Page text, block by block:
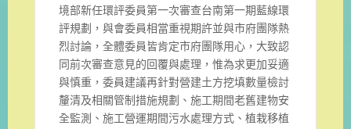
境部新任環評委員第一次審查台南第一期藍線環
評規劃，與會委員相當重視期許並與市府團隊熱
烈討論， 全體委員皆肯定市府團隊用心， 大致認
同前次審查意見的回覆與處理，惟為求更加妥適
與慎重， 委員建議再針對營建土方挖填數量檢討
釐清及相關管制措施規劃、 施工期間老舊建物安
全監測、施工營運期間污水處理方式、 植栽移植